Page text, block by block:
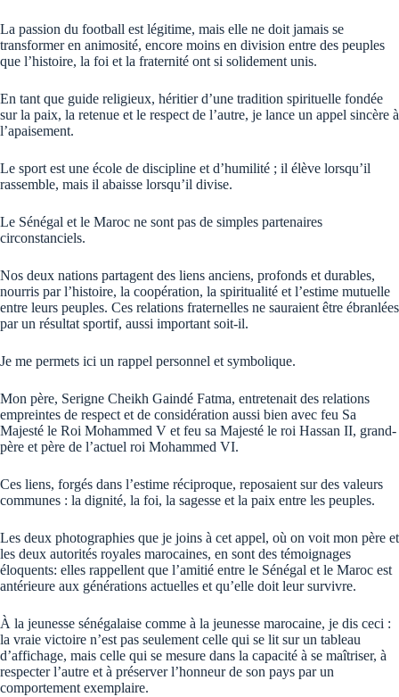
La passion du football est légitime, mais elle ne doit jamais se
transformer en animosité, encore moins en division entre des peuples
que l’histoire, la foi et la fraternité ont si solidement unis.
En tant que guide religieux, héritier d’une tradition spirituelle fondée
sur la paix, la retenue et le respect de l’autre, je lance un appel sincère à
l’apaisement.
Le sport est une école de discipline et d’humilité ; il élève lorsqu’il
rassemble, mais il abaisse lorsqu’il divise.
Le Sénégal et le Maroc ne sont pas de simples partenaires
circonstanciels.
Nos deux nations partagent des liens anciens, profonds et durables,
nourris par l’histoire, la coopération, la spiritualité et l’estime mutuelle
entre leurs peuples. Ces relations fraternelles ne sauraient être ébranlées
par un résultat sportif, aussi important soit-il.
Je me permets ici un rappel personnel et symbolique.
Mon père, Serigne Cheikh Gaindé Fatma, entretenait des relations
empreintes de respect et de considération aussi bien avec feu Sa
Majesté le Roi Mohammed V et feu sa Majesté le roi Hassan II, grand-
père et père de l’actuel roi Mohammed VI.
Ces liens, forgés dans l’estime réciproque, reposaient sur des valeurs
communes : la dignité, la foi, la sagesse et la paix entre les peuples.
Les deux photographies que je joins à cet appel, où on voit mon père et
les deux autorités royales marocaines, en sont des témoignages
éloquents: elles rappellent que l’amitié entre le Sénégal et le Maroc est
antérieure aux générations actuelles et qu’elle doit leur survivre.
À la jeunesse sénégalaise comme à la jeunesse marocaine, je dis ceci :
la vraie victoire n’est pas seulement celle qui se lit sur un tableau
d’affichage, mais celle qui se mesure dans la capacité à se maîtriser, à
respecter l’autre et à préserver l’honneur de son pays par un
comportement exemplaire.